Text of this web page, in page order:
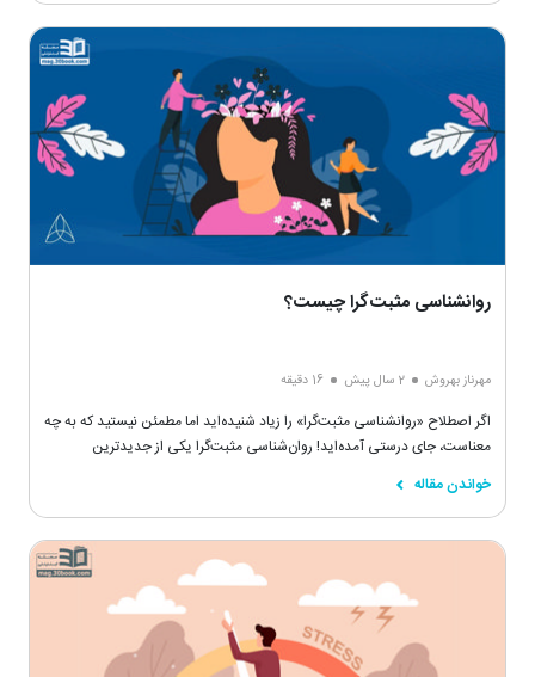
روانشناسی مثبت‌گرا چیست؟
مهرناز بهروش 2 سال پیش 16 دقیقه
اگر اصطلاح «روانشناسی مثبت‌گرا» را زیاد شنیده‌اید اما مطمئن نیستید که به چه
معناست، جای درستی آمده‌اید! روان‌شناسی مثبت‌گرا یکی از جدیدترین
شاخه‌های علم روان‌شناسی است.
خواندن مقاله